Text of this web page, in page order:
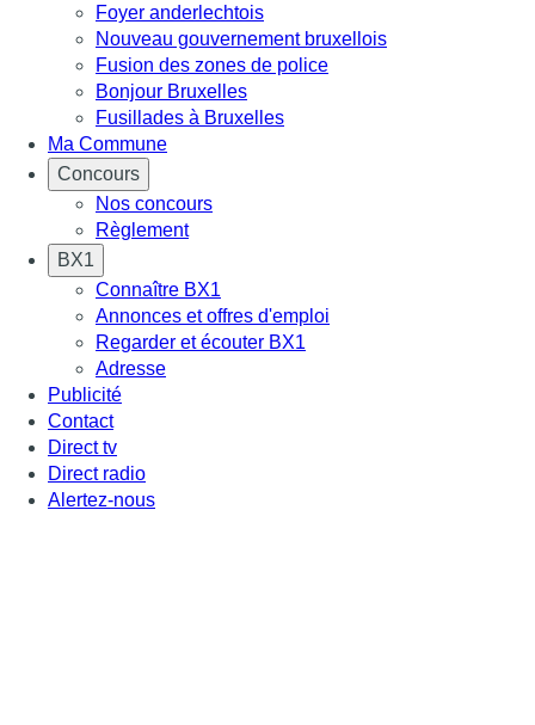
Foyer anderlechtois
Nouveau gouvernement bruxellois
Fusion des zones de police
Bonjour Bruxelles
Fusillades à Bruxelles
Ma Commune
Concours
Nos concours
Règlement
BX1
Connaître BX1
Annonces et offres d'emploi
Regarder et écouter BX1
Adresse
Publicité
Contact
Direct tv
Direct radio
Alertez-nous